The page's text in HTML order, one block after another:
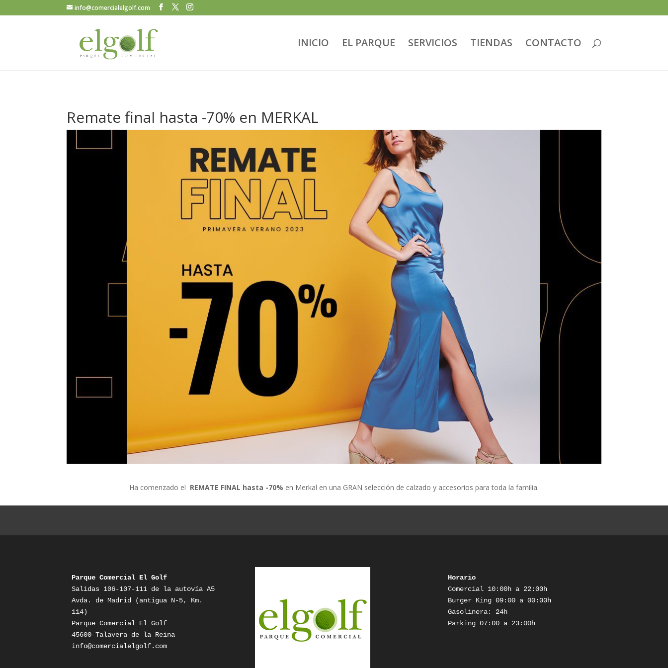
info@comercialelgolf.com
INICIO EL PARQUE SERVICIOS TIENDAS CONTACTO
Remate final hasta -70% en MERKAL
Ha comenzado el REMATE FINAL hasta -70% en Merkal en una GRAN selección de calzado y accesorios para toda la familia.
Parque Comercial El Golf
Salidas 106-107-111 de la autovía A5
Avda. de Madrid (antigua N-5, Km.
114)
Parque Comercial El Golf
info@comercialelgolf.com
Horario
Comercial 10:00h a 22:00h
Burger King 09:00 a 00:00h
Gasolinera: 24h
Parking 07:00 a 23:00h